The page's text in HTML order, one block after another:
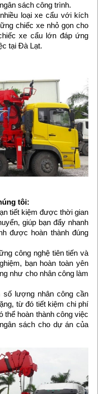
sách công trình.
loại xe cẩu với kích
chiếc xe nhỏ gọn cho
xe cẩu lớn đáp ứng
tại Đà Lạt.
tôi:
tiết kiệm được thời gian
giúp bạn đẩy nhanh
được hoàn thành đúng
công nghệ tiên tiến và
bạn hoàn toàn yên
như cho nhân công làm
lượng nhân công cần
từ đó tiết kiệm chi phí
thể hoàn thành công việc
sách cho dự án của